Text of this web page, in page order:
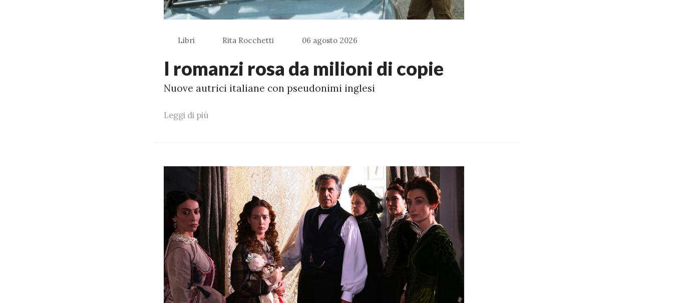
Libri Rita Rocchetti 06 agosto 2026
I romanzi rosa da milioni di copie
Nuove autrici italiane con pseudonimi inglesi
Leggi di più